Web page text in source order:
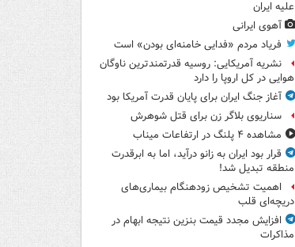
علیه ایران
آهوی ایرانی
فریاد مردم «فدایی خامنه‌ای بودن» است
نشریه آمریکایی: روسیه قدرتمندترین ناوگان
هوایی در کل اروپا را دارد
آغاز جنگ ایران برای پایان قدرت آمریکا بود
سناریوی بلاگر زن برای قتل شوهرش
مشاهده ۴ پلنگ در ارتفاعات میناب
قرار بود ایران به زانو درآید، اما به ابرقدرت
منطقه تبدیل شد!
اهمیت تشخیص زودهنگام بیماری‌های
دریچه‌ای قلب
افزایش مجدد قیمت بنزین نتیجه ابهام در
مذاکرات